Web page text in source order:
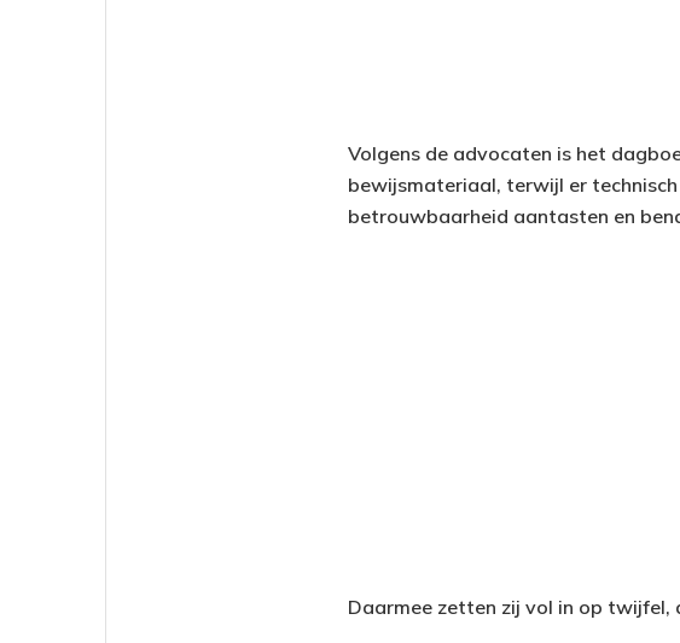
Volgens de advocaten is het
bewijsmateriaal, terwijl er
betrouwbaarheid aantasten en
Daarmee zetten zij vol in op twijfel,